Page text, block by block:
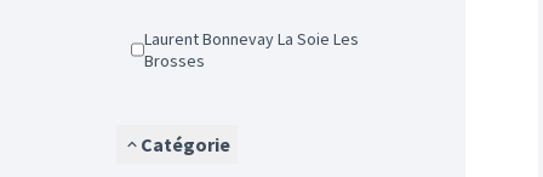
Laurent Bonnevay La Soie Les
Brosses
Catégorie